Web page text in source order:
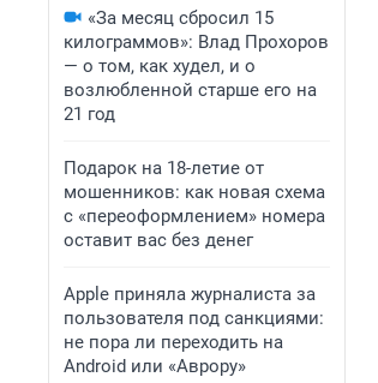
«За месяц сбросил 15
килограммов»: Влад Прохоров
— о том, как худел, и о
возлюбленной старше его на
21 год
Подарок на 18-летие от
мошенников: как новая схема
с «переоформлением» номера
оставит вас без денег
Apple приняла журналиста за
пользователя под санкциями:
не пора ли переходить на
Android или «Аврору»